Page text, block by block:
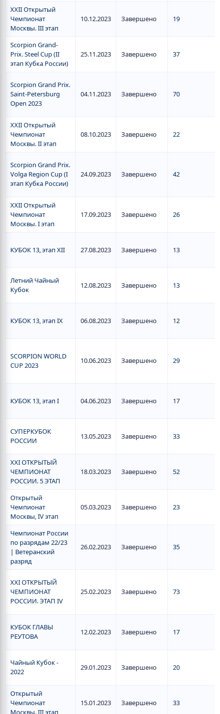
XXII Открытый
Чемпионат
Москвы. III этап
10.12.2023 Завершено 19
Scorpion Grand-
Prix. Steel Cup (II
этап Кубка России)
25.11.2023 Завершено 37
Scorpion Grand Prix.
Saint-Petersburg
Open 2023
04.11.2023 Завершено 70
XXII Открытый
Чемпионат
Москвы. II этап
08.10.2023 Завершено 22
Scorpion Grand Prix.
Volga Region Cup (I
этап Кубка России)
24.09.2023 Завершено 42
XXII Открытый
Чемпионат
Москвы. I этап
17.09.2023 Завершено 26
КУБОК 13, этап XII 27.08.2023 Завершено 13
Летний Чайный
Кубок
12.08.2023 Завершено 13
КУБОК 13, этап IX 06.08.2023 Завершено 12
SCORPION WORLD
CUP 2023
10.06.2023 Завершено 29
КУБОК 13, этап I 04.06.2023 Завершено 17
СУПЕРКУБОК
РОССИИ
13.05.2023 Завершено 33
XXI ОТКРЫТЫЙ
ЧЕМПИОНАТ
РОССИИ. 5 ЭТАП
18.03.2023 Завершено 52
Открытый
Чемпионат
Москвы, IV этап
05.03.2023 Завершено 23
Чемпионат России
по разрядам 22/23
| Ветеранский
разряд
26.02.2023 Завершено 35
XXI ОТКРЫТЫЙ
ЧЕМПИОНАТ
РОССИИ. ЭТАП IV
25.02.2023 Завершено 73
КУБОК ГЛАВЫ
РЕУТОВА
12.02.2023 Завершено 17
Чайный Кубок -
2022
29.01.2023 Завершено 20
Открытый
Чемпионат
Москвы. III этап
15.01.2023 Завершено 33